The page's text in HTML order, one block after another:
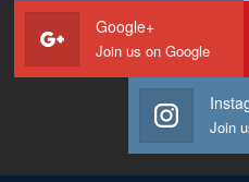
Google+
Join us on Google
Join